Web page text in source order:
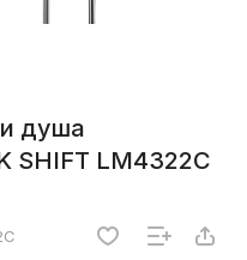
душа
SHIFT LM4322C